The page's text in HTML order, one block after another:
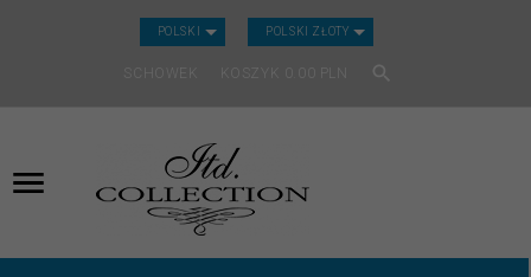
POLSKI CURRENCY_H
POLSKI ZŁOTY
SCHOWEK KOSZYK